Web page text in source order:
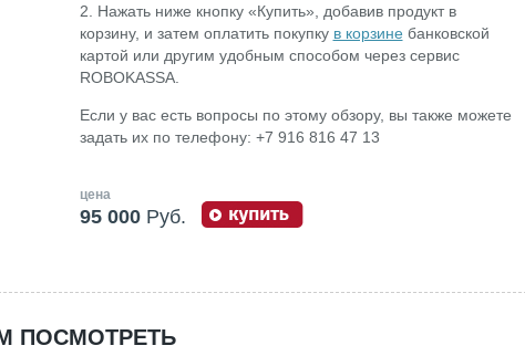
2. Нажать ниже кнопку «Купить», добавив продукт в
корзину, и затем оплатить покупку в корзинебанковской
картой или другим удобным способом через сервис
ROBOKASSA.
Если у вас есть вопросы по этому обзору, вы также можете
задать их по телефону: +7 916 816 47 13
цена
95 000Руб.
ПОСМОТРЕТЬ